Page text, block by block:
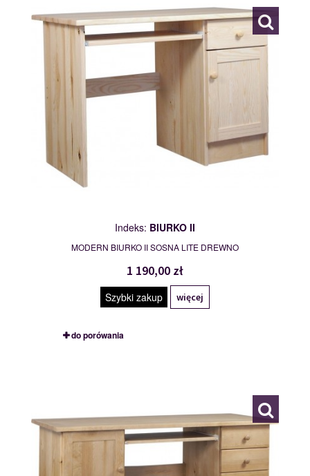
Indeks: BIURKO II
MODERN BIURKO II SOSNA LITE DREWNO
1 190,00 zł
Szybki zakup więcej
do porówania